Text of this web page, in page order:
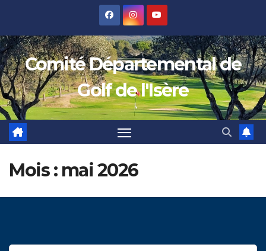
content
Comité Départemental de
Golf de l'Isère
Mois : mai 2026